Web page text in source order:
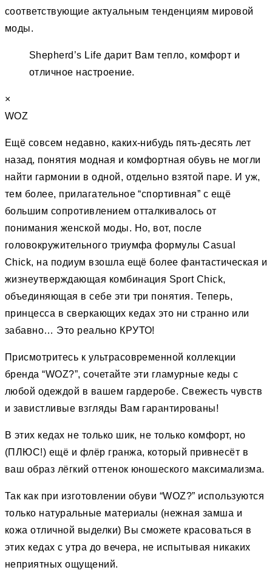
соответствующие актуальным тенденциям мировой
моды.
Shepherd’s Life дарит Вам тепло, комфорт и
отличное настроение.
×
WOZ
Ещё совсем недавно, каких-нибудь пять-десять лет
назад, понятия модная и комфортная обувь не могли
найти гармонии в одной, отдельно взятой паре. И уж,
тем более, прилагательное “спортивная” c ещё
большим сопротивлением отталкивалось от
понимания женской моды. Но, вот, после
головокружительного триумфа формулы Casual
Chick, на подиум взошла ещё более фантастическая и
жизнеутверждающая комбинация Sport Chick,
объединяющая в себе эти три понятия. Теперь,
принцесса в сверкающих кедах это ни странно или
забавно… Это реально КРУТО!
Присмотритесь к ультрасовременной коллекции
бренда “WOZ?”, сочетайте эти гламурные кеды с
любой одеждой в вашем гардеробе. Свежесть чувств
и завистливые взгляды Вам гарантированы!
В этих кедах не только шик, не только комфорт, но
(ПЛЮС!) ещё и флёр гранжа, который привнесёт в
ваш образ лёгкий оттенок юношеского максимализма.
Так как при изготовлении обуви “WOZ?” используются
только натуральные материалы (нежная замша и
кожа отличной выделки) Вы сможете красоваться в
этих кедах с утра до вечера, не испытывая никаких
неприятных ощущений.